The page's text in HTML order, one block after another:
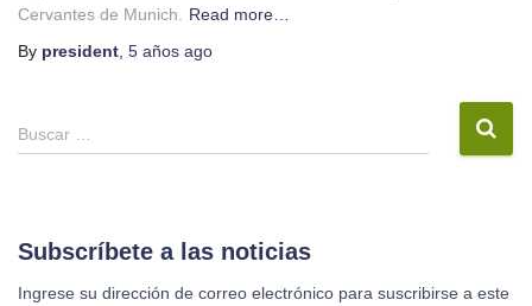
Cervantes de Munich.
Read more…
By president 5 años ago
r
Buscar …
Subscríbete a las noticias
Ingrese su dirección de correo electrónico para suscribirse a este